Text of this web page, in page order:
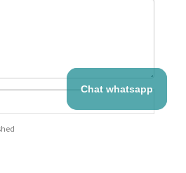
Chat whatsapp